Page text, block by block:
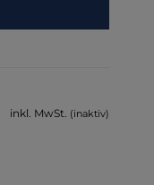
inkl. MwSt. (inaktiv)